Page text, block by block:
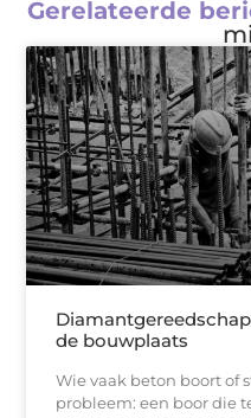
Gerelateerde
de bouwplaats
Wie vaak beton boort of
probleem: een boor die